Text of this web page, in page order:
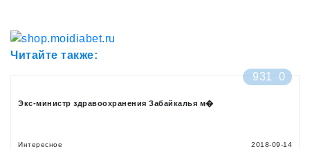
Читайте также:
931
0
Экс-министр здравоохранения Забайкалья м�
Интересное 2018-09-14